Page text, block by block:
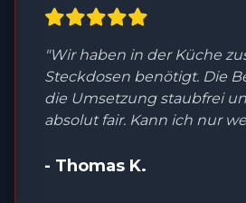
"Wir haben in der Küche
Steckdosen benötigt. Die
die Umsetzung staubfrei
absolut fair. Kann ich nur
- Thomas K.